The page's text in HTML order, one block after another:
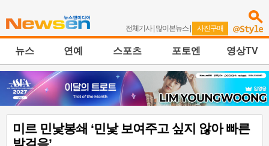
전체기사| 많이본뉴스 | 사진구매
뉴스 연예 스포츠 포토엔 영상TV
미르 민낯봉쇄 ‘민낯 보여주고 싶지 않아 빠른